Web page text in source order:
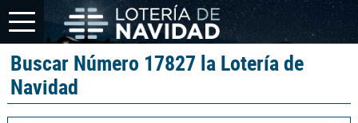
Buscar Número 17827 la Lotería de
Navidad